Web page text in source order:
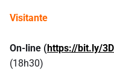
Visitante
On-line ( https://bit.ly/
(18h30)